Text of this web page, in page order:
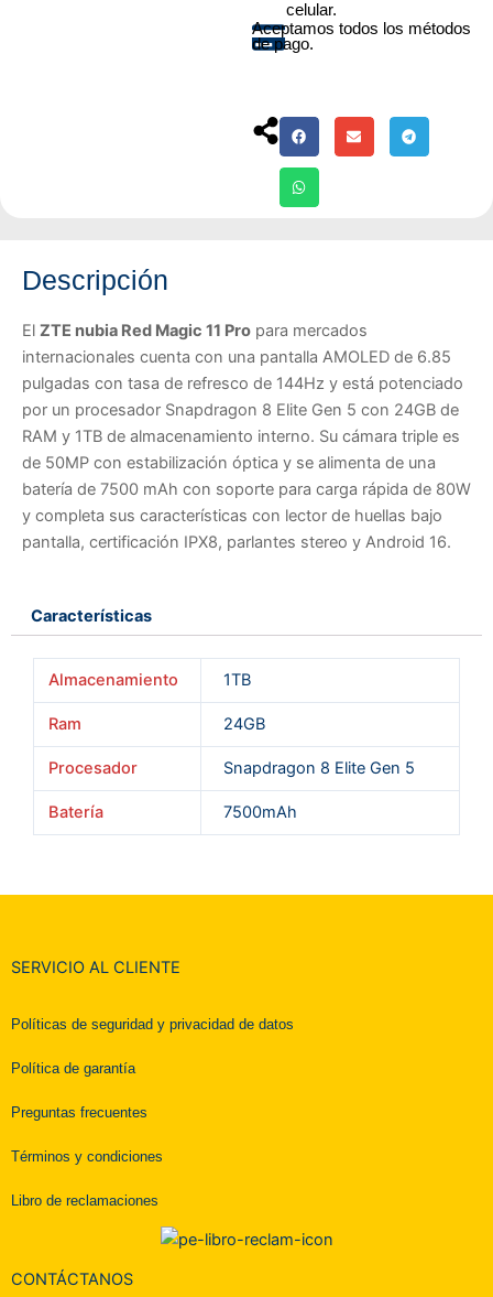
celular.
Aceptamos todos los métodos
de pago.
Descripción
El ZTE nubia Red Magic 11 Pro para mercados
internacionales cuenta con una pantalla AMOLED de 6.85
pulgadas con tasa de refresco de 144Hz y está potenciado
por un procesador Snapdragon 8 Elite Gen 5 con 24GB de
RAM y 1TB de almacenamiento interno. Su cámara triple es
de 50MP con estabilización óptica y se alimenta de una
batería de 7500 mAh con soporte para carga rápida de 80W
y completa sus características con lector de huellas bajo
pantalla, certificación IPX8, parlantes stereo y Android 16.
Características
Almacenamiento 1TB
Ram 24GB
Procesador Snapdragon 8 Elite Gen 5
Batería 7500mAh
SERVICIO AL CLIENTE
Políticas de seguridad y privacidad de datos
Política de garantía
Preguntas frecuentes
Términos y condiciones
Libro de reclamaciones
CONTÁCTANOS